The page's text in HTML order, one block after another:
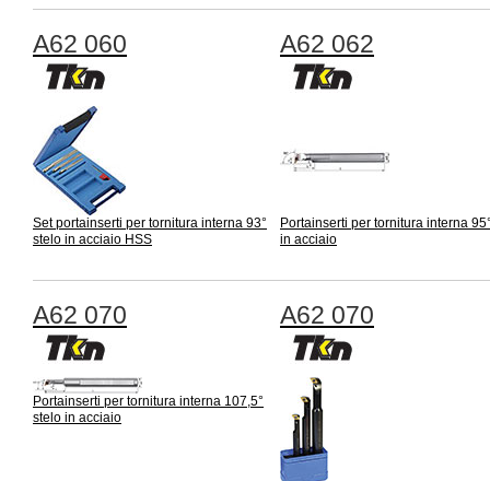
A62 060
Set portainserti per tornitura interna 93°
stelo in acciaio HSS
A62 062
Portainserti per tornitura interna
in acciaio
A62 070
Portainserti per tornitura interna 107,5°
stelo in acciaio
A62 070